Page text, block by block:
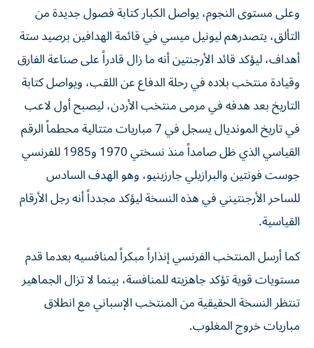
وعلى مستوى النجوم، يواصل الكبار كتابة فصول جديدة من
التألق، يتصدرهم ليونيل ميسي في قائمة الهدافين برصيد ستة
أهداف، ليؤكد قائد الأرجنتين أنه ما زال قادراً على صناعة الفارق
وقيادة منتخب بلاده في رحلة الدفاع عن اللقب، ويواصل كتابة
التاريخ بعد هدفه في مرمى منتخب الأردن، ليصبح أول لاعب
في تاريخ المونديال يسجل في 7 مباريات متتالية محطماً الرقم
القياسي الذي ظل صامداً منذ نسختي 1970 و1985 للفرنسي
جوست فونتين والبرازيلي جارزينيو، وهو الهدف السادس
للساحر الأرجنتيني في هذه النسخة ليؤكد مجدداً أنه رجل الأرقام
القياسية.
كما أرسل المنتخب الفرنسي إنذاراً مبكراً لمنافسيه بعدما قدم
مستويات قوية تؤكد جاهزيته للمنافسة، بينما لا تزال الجماهير
تنتظر النسخة الحقيقية من المنتخب الإسباني مع انطلاق
مباريات خروج المغلوب.